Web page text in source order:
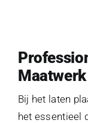
Maatwerk
Bij het laten
het essentieel